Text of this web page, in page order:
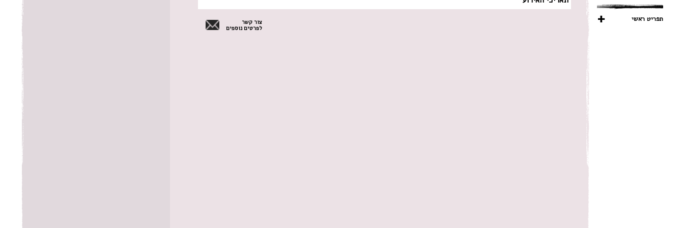
תפריט ראשי
צור קשר
לפרטים נוספים